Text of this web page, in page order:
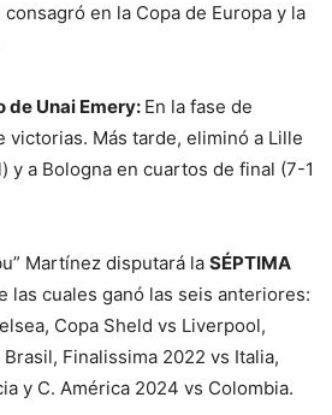
consagró en la Copa de Europa y la
de Unai Emery: En la fase de
Más tarde, eliminó a Lille
y a Bologna en cuartos de final (7-1
Martínez disputará la SÉPTIMA
las cuales ganó las seis anteriores:
Copa Sheld vs Liverpool,
Finalissima 2022 vs Italia,
y C. América 2024 vs Colombia.